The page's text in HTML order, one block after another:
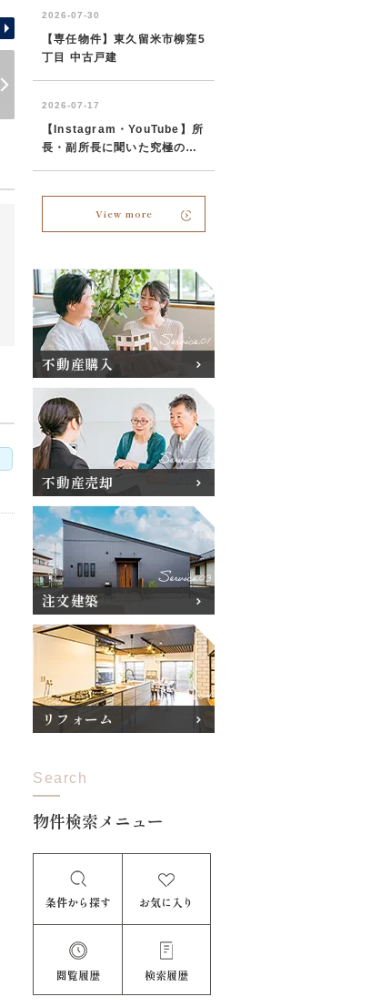
View more
不動産購入
不動産売却
注文建築
リフォーム
Search
物件検索メニュー
条件から探す お気に入り
閲覧履歴 検索履歴